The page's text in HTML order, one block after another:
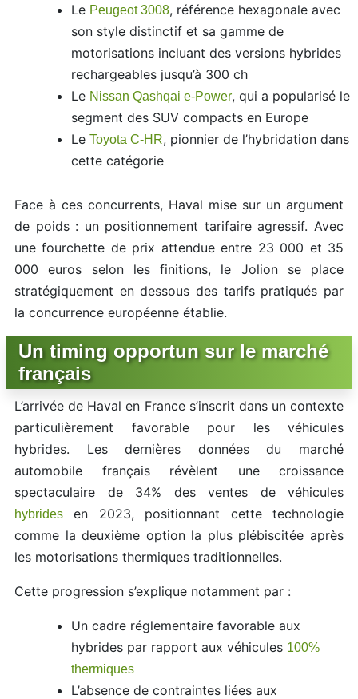
Le Peugeot 3008, référence hexagonale avec
son style distinctif et sa gamme de
motorisations incluant des versions hybrides
rechargeables jusqu’à 300 ch
Le Nissan Qashqai e-Power, qui a popularisé le
segment des SUV compacts en Europe
LeToyota C-HR, pionnier de l’hybridation dans
cette catégorie
Face à ces concurrents, Haval mise sur un argument
de poids : un positionnement tarifaire agressif. Avec
une fourchette de prix attendue entre 23 000 et 35
000 euros selon les finitions, le Jolion se place
stratégiquement en dessous des tarifs pratiqués par
la concurrence européenne établie.
Un timing opportun sur le marché
français
L’arrivée de Haval en France s’inscrit dans un contexte
particulièrement favorable pour les véhicules
hybrides. Les dernières données du marché
automobile français révèlent une croissance
spectaculaire de 34% des ventes de véhicules
hybrides en 2023, positionnant cette technologie
comme la deuxième option la plus plébiscitée après
les motorisations thermiques traditionnelles.
Cette progression s’explique notamment par :
Un cadre réglementaire favorable aux
hybrides par rapport aux véhicules 100%
thermiques
L’absence de contraintes liées aux